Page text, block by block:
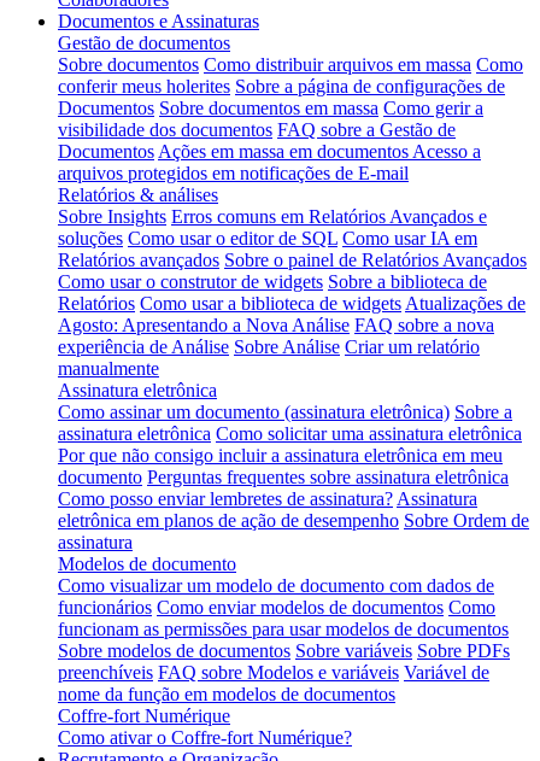
Documentos e Assinaturas
Gestão de documentos
Sobre documentos Como distribuir arquivos em massa Como
conferir meus holerites Sobre a página de configurações de
Documentos Sobre documentos em massa Como gerir a
visibilidade dos documentos FAQ sobre a Gestão de
Documentos Ações em massa em documentos Acesso a
arquivos protegidos em notificações de E-mail
Relatórios & análises
Sobre Insights Erros comuns em Relatórios Avançados e
soluções Como usar o editor de SQL Como usar IA em
Relatórios avançados Sobre o painel de Relatórios Avançados
Como usar o construtor de widgets Sobre a biblioteca de
Relatórios Como usar a biblioteca de widgets Atualizações de
Agosto: Apresentando a Nova Análise FAQ sobre a nova
experiência de Análise Sobre Análise Criar um relatório
manualmente
Assinatura eletrônica
Como assinar um documento (assinatura eletrônica) Sobre a
assinatura eletrônica Como solicitar uma assinatura eletrônica
Por que não consigo incluir a assinatura eletrônica em meu
documento Perguntas frequentes sobre assinatura eletrônica
Como posso enviar lembretes de assinatura? Assinatura
eletrônica em planos de ação de desempenho Sobre Ordem de
assinatura
Modelos de documento
Como visualizar um modelo de documento com dados de
funcionários Como enviar modelos de documentos Como
funcionam as permissões para usar modelos de documentos
Sobre modelos de documentos Sobre variáveis Sobre PDFs
preenchíveis FAQ sobre Modelos e variáveis Variável de
nome da função em modelos de documentos
Coffre-fort Numérique
Como ativar o Coffre-fort Numérique?